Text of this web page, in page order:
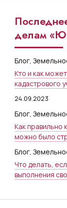
делам
Блог,
Кто и как
кадастрового
24.09.2023
Блог,
Как правильно
можно было
Блог,
Что делать,
выполнения